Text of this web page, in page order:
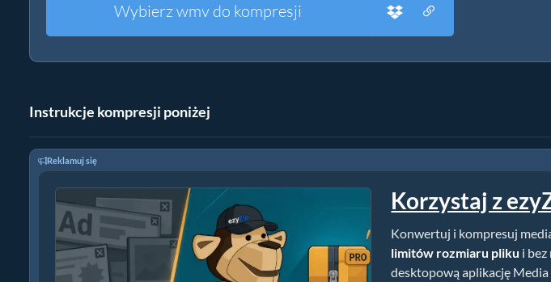
Wybierz wmv do kompresji
Instrukcje kompresji poniżej
Reklamuj się
Korzystaj z
Konwertuj i kompresuj
limitów rozmiaru pliku i
desktopową aplikację